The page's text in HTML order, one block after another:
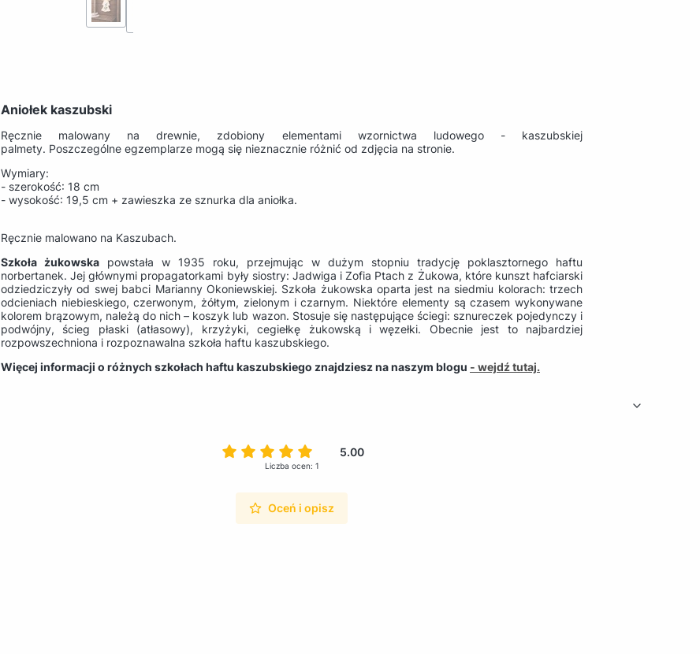
Aniołek kaszubski
Ręcznie malowany na drewnie, zdobiony elementami wzornictwa ludowego - kaszubskiej
palmety. Poszczególne egzemplarze mogą się nieznacznie różnić od zdjęcia na stronie.
Wymiary:
- szerokość: 18 cm
- wysokość: 19,5 cm + zawieszka ze sznurka dla aniołka.
Ręcznie malowano na Kaszubach.
Szkoła żukowska powstała w 1935 roku, przejmując w dużym stopniu tradycję poklasztornego haftu
norbertanek. Jej głównymi propagatorkami były siostry: Jadwiga i Zofia Ptach z Żukowa, które kunszt hafciarski
odziedziczyły od swej babci Marianny Okoniewskiej. Szkoła żukowska oparta jest na siedmiu kolorach: trzech
odcieniach niebieskiego, czerwonym, żółtym, zielonym i czarnym. Niektóre elementy są czasem wykonywane
kolorem brązowym, należą do nich – koszyk lub wazon. Stosuje się następujące ściegi: sznureczek pojedynczy i
podwójny, ścieg płaski (atłasowy), krzyżyki, cegiełkę żukowską i węzełki. Obecnie jest to najbardziej
rozpowszechniona i rozpoznawalna szkoła haftu kaszubskiego.
Więcej informacji o różnych szkołach haftu kaszubskiego znajdziesz na naszym blogu - wejdź tutaj.
5.00
Liczba ocen: 1
Oceń i opisz